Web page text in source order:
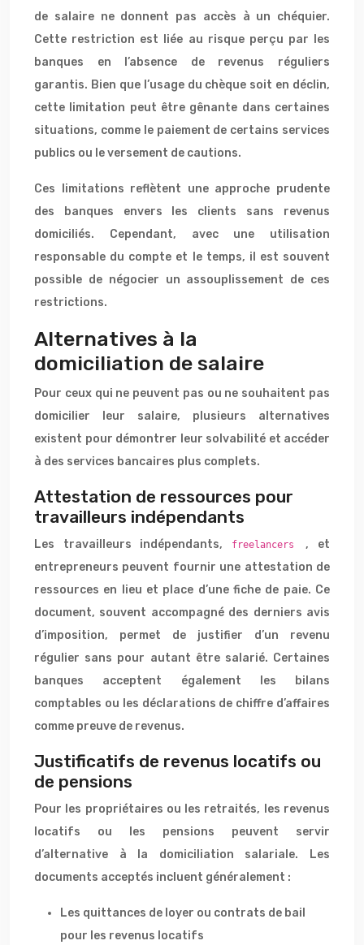
de salaire ne donnent pas accès à un chéquier.
Cette restriction est liée au risque perçu par les
banques en l’absence de revenus réguliers
garantis. Bien que l’usage du chèque soit en déclin,
cette limitation peut être gênante dans certaines
situations, comme le paiement de certains services
publics ou le versement de cautions.
Ces limitations reflètent une approche prudente
des banques envers les clients sans revenus
domiciliés. Cependant, avec une utilisation
responsable du compte et le temps, il est souvent
possible de négocier un assouplissement de ces
restrictions.
Alternatives à la
domiciliation de salaire
Pour ceux qui ne peuvent pas ou ne souhaitent pas
domicilier leur salaire, plusieurs alternatives
existent pour démontrer leur solvabilité et accéder
à des services bancaires plus complets.
Attestation de ressources pour
travailleurs indépendants
Les travailleurs indépendants, freelancers, et
entrepreneurs peuvent fournir une attestation de
ressources en lieu et place d’une fiche de paie. Ce
document, souvent accompagné des derniers avis
d’imposition, permet de justifier d’un revenu
régulier sans pour autant être salarié. Certaines
banques acceptent également les bilans
comptables ou les déclarations de chiffre d’affaires
comme preuve de revenus.
Justificatifs de revenus locatifs ou
de pensions
Pour les propriétaires ou les retraités, les revenus
locatifs ou les pensions peuvent servir
d’alternative à la domiciliation salariale. Les
documents acceptés incluent généralement :
Les quittances de loyer ou contrats de bail
pour les revenus locatifs